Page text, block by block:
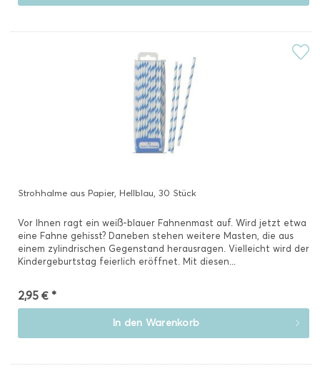
Strohhalme aus Papier, Hellblau, 30 Stück
Vor Ihnen ragt ein weiß-blauer Fahnenmast auf. Wird jetzt etwa
eine Fahne gehisst? Daneben stehen weitere Masten, die aus
einem zylindrischen Gegenstand herausragen. Vielleicht wird der
Kindergeburtstag feierlich eröffnet. Mit diesen...
2,95 € *
In den Warenkorb